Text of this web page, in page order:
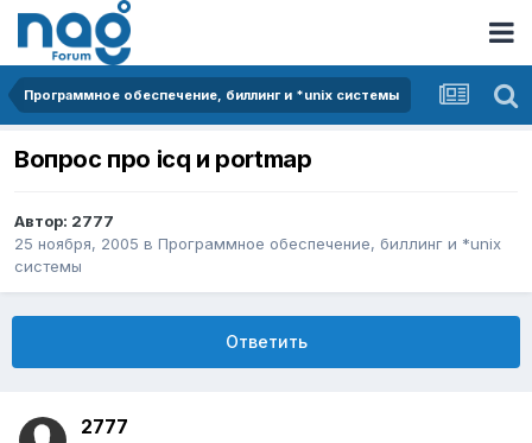
Программное обеспечение, биллинг и *unix системы
Вопрос про icq и portmap
Автор: 2777
25 ноября, 2005 в Программное обеспечение, биллинг и *unix
системы
Ответить
2777